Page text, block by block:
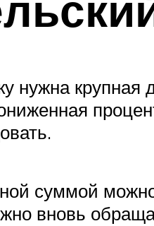
нужна
суммой
вновь